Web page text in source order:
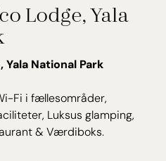
Lodge, Yala
Yala National Park
Fi i fællesområder,
Luksus glamping,
& Værdiboks.